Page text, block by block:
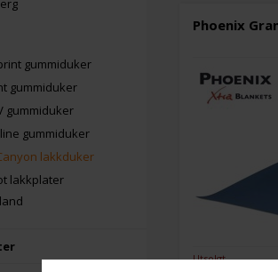
gummiduker
gummiduker
gummiduker
gummiduker
lakkduker
lakkplater
Phoenix
Utsolgt